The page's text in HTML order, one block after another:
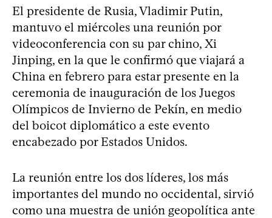
El presidente de Rusia, Vladimir Putin,
mantuvo el miércoles una reunión por
videoconferencia con su par chino, Xi
Jinping, en la que le confirmó que viajará a
China en febrero para estar presente en la
ceremonia de inauguración de los Juegos
Olímpicos de Invierno de Pekín, en medio
del boicot diplomático a este evento
encabezado por Estados Unidos.
La reunión entre los dos líderes, los más
importantes del mundo no occidental, sirvió
como una muestra de unión geopolítica ante